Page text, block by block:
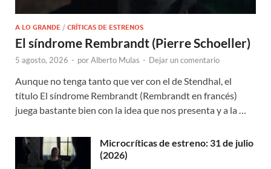
A LO GRANDE / CRÍTICAS DE ESTRENOS
El síndrome Rembrandt (Pierre Schoeller)
5 agosto, 2026 - porAlberto Mulas - Dejar un comentario
Aunque no tenga tanto que ver con el de Stendhal, el
título El síndrome Rembrandt (Rembrandt en francés)
juega bastante bien con la idea que nos presenta y a la …
Microcríticas de estreno: 31 de julio
(2026)